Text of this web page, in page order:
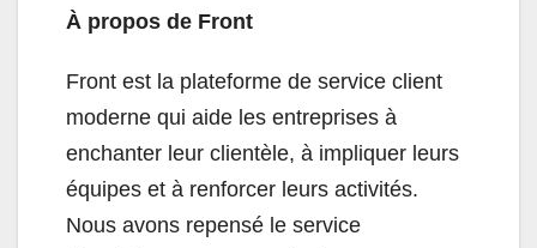
À propos de Front
Front est la plateforme de service client
moderne qui aide les entreprises à
enchanter leur clientèle, à impliquer leurs
équipes et à renforcer leurs activités.
Nous avons repensé le service